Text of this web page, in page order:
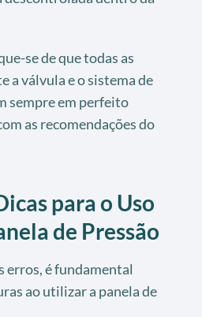
se de que todas as
a válvula e o sistema de
sempre em perfeito
as recomendações do
para o Uso
de Pressão
erros, é fundamental
ao utilizar a panela de